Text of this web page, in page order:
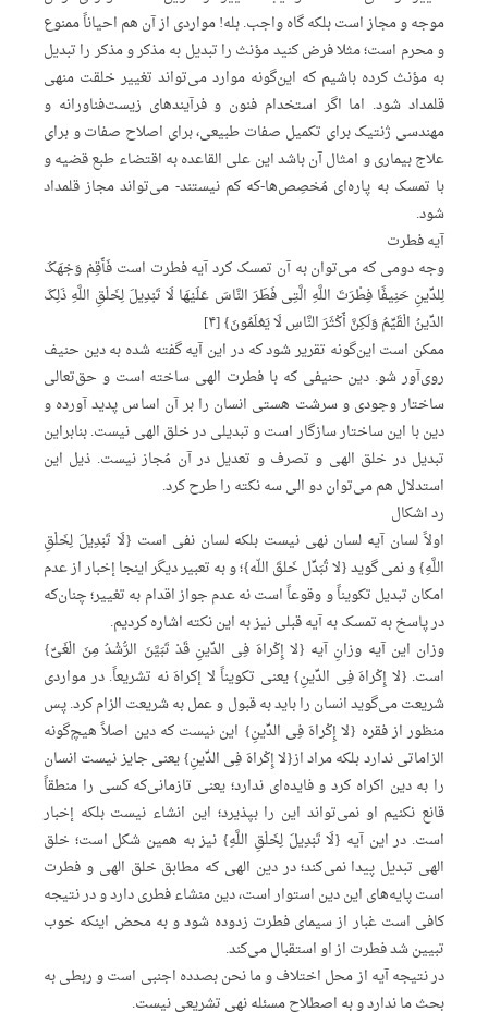
موجه و مجاز است بلکه گاه واجب. بله! مواردی از آن هم احیاناً ممنوع
و محرم است؛ مثلا فرض کنید مؤنث را تبدیل به مذکر و مذکر را تبدیل
به مؤنث کرده باشیم که این‌گونه موارد می‌تواند تغییر خلقت منهی
قلمداد شود. اما اگر استخدام فنون و فرآیندهای زیست‌فناورانه و
مهندسی ژنتیک برای تکمیل صفات طبیعی، برای اصلاح صفات و برای
علاج بیماری و امثال آن باشد این علی القاعده به اقتضاء طبع قضیه و
با تمسک به پاره‌ای مُخصِص‌ها-که کم نیستند- می‌تواند مجاز قلمداد
شود.
آیه فطرت
وجه دومی که می‌توان به آن تمسک کرد آیه فطرت است فَأَقِمْ وَجْهَکَ
لِلدِّینِ حَنِیفًا فِطْرَتَ اللَّهِ الَّتِی فَطَرَ النَّاسَ عَلَیْهَا لَا تَبْدِیلَ لِخَلْقِ اللَّهِ ذَلِکَ
الدِّینُ الْقَیِّمُ وَلَکِنَّ أَکْثَرَ النَّاسِ لَا یَعْلَمُونَ} [۴]
ممکن است این‌گونه تقریر شود که در این آیه گفته شده به دین حنیف
روی‌آور شو. دین حنیفی که با فطرت الهی ساخته است و حق‌تعالی
ساختار وجودی و سرشت هستی انسان را بر آن اساس پدید آورده و
دین با این ساختار سازگار است و تبدیلی در خلق الهی نیست. بنابراین
تبدیل در خلق الهی و تصرف و تعدیل در آن مُجاز نیست. ذیل این
استدلال هم می‌توان دو الی سه نکته را طرح کرد.
رد اشکال
اولاً لسان آیه لسان نهی نیست بلکه لسان نفی است {لَا تَبْدِیلَ لِخَلْقِ
اللَّهِ} و نمی گوید {لا تُبَدِّل خَلقَ اللّه}؛ و به تعبیر دیگر اینجا إخبار از عدم
امکان تبدیل تکویناً و وقوعاً است نه عدم جواز اقدام به تغییر؛ چنان‌که
در پاسخ به تمسک به آیه قبلی نیز به این نکته اشاره کردیم.
وزان این آیه وزانِ آیه {لا إِکْراهَ فِی الدِّینِ قَدْ تَبَیَّنَ الرُّشْدُ مِنَ الْغَیِّ}
است. {لا إِکْراهَ فِی الدِّینِ} یعنی تکویناً لا إکراهَ نه تشریعاً. در مواردی
شریعت می‌گوید انسان را باید به قبول و عمل به شریعت الزام کرد. پس
منظور از فقره {لا إِکْراهَ فِی الدِّینِ} این نیست که دین اصلاً هیچ‌گونه
الزاماتی ندارد بلکه مراد از{لا إِکْراهَ فِی الدِّینِ} یعنی جایز نیست انسان
را به دین اکراه کرد و فایده‌ای ندارد؛ یعنی تازمانی‌که کسی را منطقاً
قانع نکنیم او نمی‌تواند این را بپذیرد؛ این انشاء نیست بلکه إخبار
است. در این آیه {لَا تَبْدِیلَ لِخَلْقِ اللَّهِ} نیز به همین شکل است؛ خلق
الهی تبدیل پیدا نمی‌کند؛ در دین الهی که مطابق خلق الهی و فطرت
است پایه‌های این دین استوار است، دین منشاء فطری دارد و در نتیجه
کافی است غبار از سیمای فطرت زدوده شود و به محض اینکه خوب
تبیین شد فطرت از او استقبال می‌کند.
در نتیجه آیه از محل اختلاف و ما نحن بصدده اجنبی است و ربطی به
بحث ما ندارد و به اصطلاح مسئله نهی تشریعی نیست.